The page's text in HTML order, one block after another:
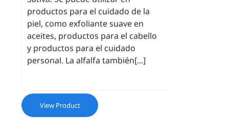
productos para el cuidado de la
piel, como exfoliante suave en
aceites, productos para el cabello
y productos para el cuidado
personal. La alfalfa también[...]
View Product